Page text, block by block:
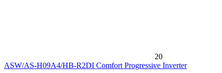
20
ASW/AS-H09A4/HB-R2DI Comfort Progressive Inverter